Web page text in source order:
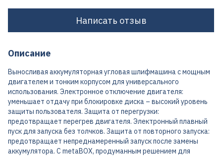
Написать отзыв
Описание
Выносливая аккумуляторная угловая шлифмашина с мощным
двигателем и тонким корпусом для универсального
использования. Электронное отключение двигателя:
уменьшает отдачу при блокировке диска – высокий уровень
защиты пользователя. Защита от перегрузки:
предотвращает перегрев двигателя. Электронный плавный
пуск для запуска без толчков. Защита от повторного запуска:
предотвращает непреднамеренный запуск после замены
аккумулятора. С metaBOX, продуманным решением для